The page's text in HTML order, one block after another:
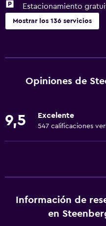
Estacionamiento
Mostrar los 136 servicios
Wifi disponible en todas las
Alarma de humo
Toallas
Opiniones de
9,5 Excelente
547 calificaciones
Información de
en